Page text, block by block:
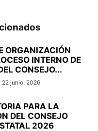
ORGANIZACIÓN
INTERNO DE
CONSEJO...
22 junio, 2026
PARA LA
DEL CONSEJO
2026